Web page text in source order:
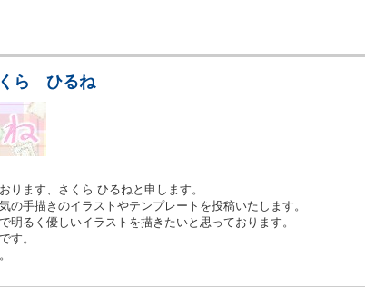
ら ひるね
ります、さくら ひるねと申します。
の手描きのイラストやテンプレートを投稿いたします。
明るく優しいイラストを描きたいと思っております。
す。